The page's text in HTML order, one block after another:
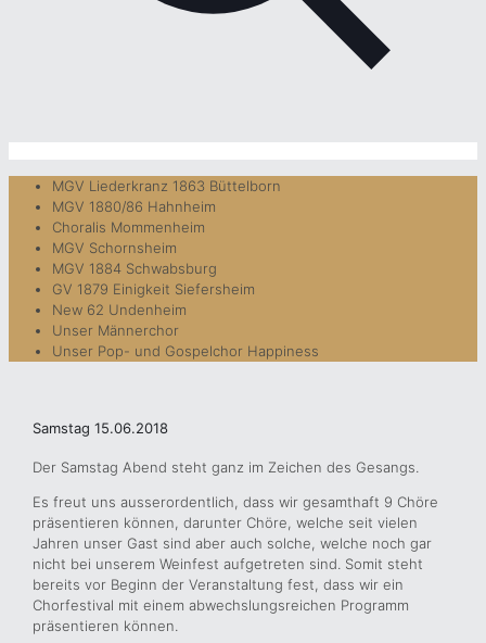
MGV Liederkranz 1863 Büttelborn
MGV 1880/86 Hahnheim
Choralis Mommenheim
MGV Schornsheim
MGV 1884 Schwabsburg
GV 1879 Einigkeit Siefersheim
New 62 Undenheim
Unser Männerchor
Unser Pop- und Gospelchor Happiness
Samstag 15.06.2018
Der Samstag Abend steht ganz im Zeichen des Gesangs.
Es freut uns ausserordentlich, dass wir gesamthaft 9 Chöre
präsentieren können, darunter Chöre, welche seit vielen
Jahren unser Gast sind aber auch solche, welche noch gar
nicht bei unserem Weinfest aufgetreten sind. Somit steht
bereits vor Beginn der Veranstaltung fest, dass wir ein
Chorfestival mit einem abwechslungsreichen Programm
präsentieren können.